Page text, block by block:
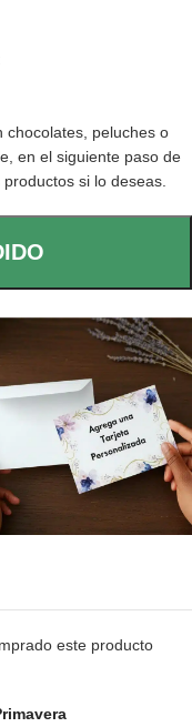
chocolates, peluches o
en el siguiente paso de
si lo deseas.
este producto